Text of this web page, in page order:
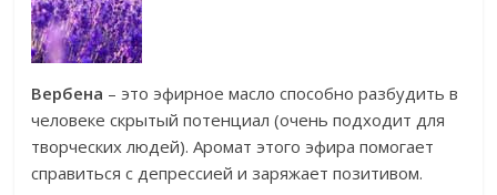
Вербена – это эфирное масло способно разбудить в
человеке скрытый потенциал (очень подходит для
творческих людей). Аромат этого эфира помогает
справиться с депрессией и заряжает позитивом.